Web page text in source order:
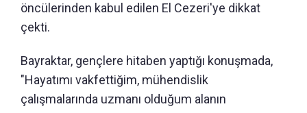
öncülerinden kabul edilen El Cezeri'ye dikkat
çekti.
Bayraktar, gençlere hitaben yaptığı konuşmada,
"Hayatımı vakfettiğim, mühendislik
çalışmalarında uzmanı olduğum alanın